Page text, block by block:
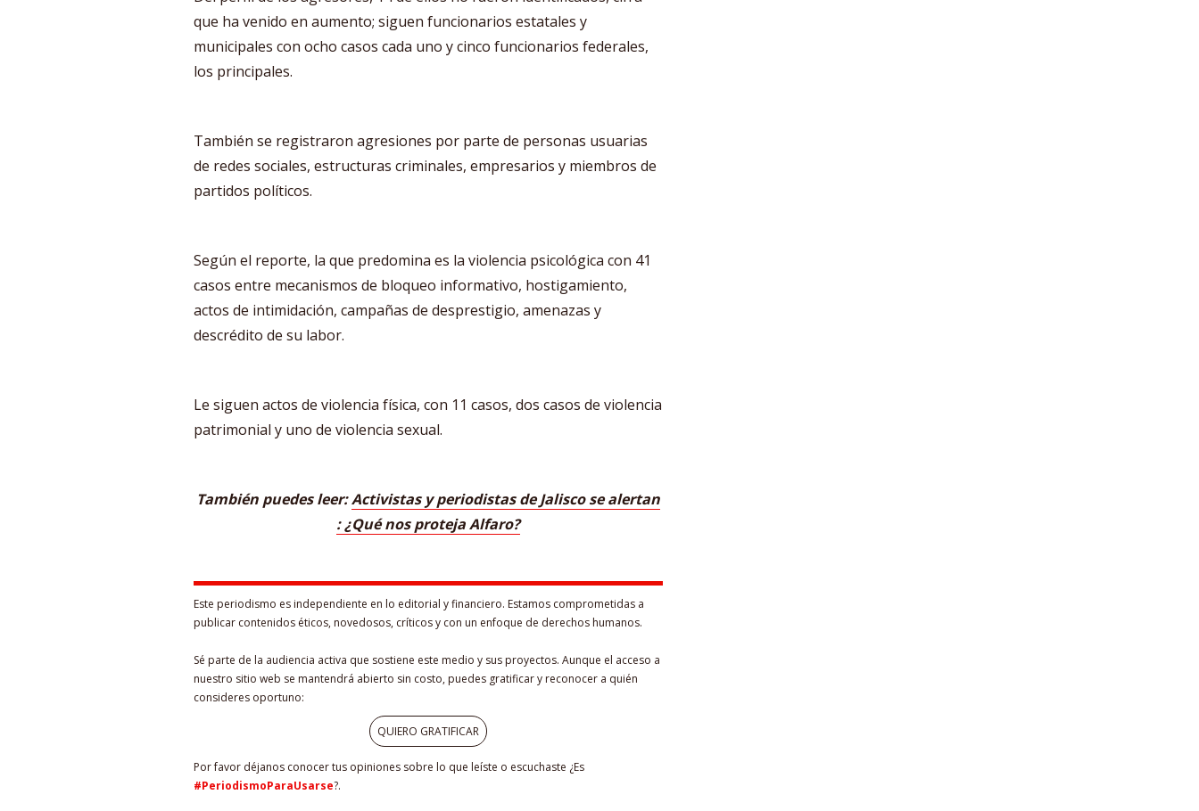
que ha venido en aumento; siguen funcionarios estatales y
municipales con ocho casos cada uno y cinco funcionarios federales,
los principales.
También se registraron agresiones por parte de personas usuarias
de redes sociales, estructuras criminales, empresarios y miembros de
partidos políticos.
Según el reporte, la que predomina es la violencia psicológica con 41
casos entre mecanismos de bloqueo informativo, hostigamiento,
actos de intimidación, campañas de desprestigio, amenazas y
descrédito de su labor.
Le siguen actos de violencia física, con 11 casos, dos casos de violencia
patrimonial y uno de violencia sexual.
También puedes leer:Activistas y periodistas de Jalisco se alertan
: ¿Qué nos proteja Alfaro?
Este periodismo es independiente en lo editorial y financiero. Estamos comprometidas a
publicar contenidos éticos, novedosos, críticos y con un enfoque de derechos humanos.
Sé parte de la audiencia activa que sostiene este medio y sus proyectos. Aunque el acceso a
nuestro sitio web se mantendrá abierto sin costo, puedes gratificar y reconocer a quién
consideres oportuno:
QUIERO GRATIFICAR
Por favor déjanos conocer tus opiniones sobre lo que leíste o escuchaste ¿Es
#PeriodismoParaUsarse?.